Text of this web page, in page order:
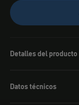
Detalles del producto
Datos técnicos